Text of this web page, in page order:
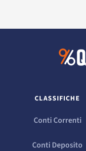
CLASSIFICHE
Conti Correnti
Conti Deposito